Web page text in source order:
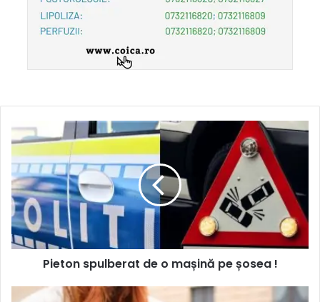
Pieton spulberat de o mașină pe șosea !